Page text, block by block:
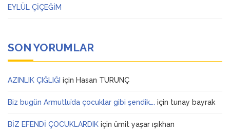
EYLÜL ÇİÇEĞİM
SON YORUMLAR
AZINLIK ÇIĞLIĞI için Hasan TURUNÇ
Biz bugün Armutlu’da çocuklar gibi şendik…. için tunay bayrak
BİZ EFENDİ ÇOCUKLARDIK için ümit yaşar ışıkhan